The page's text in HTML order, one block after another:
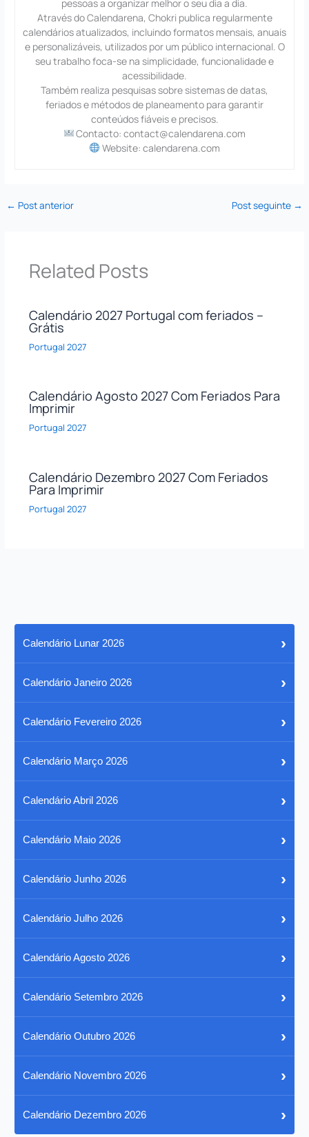
pessoas a organizar melhor o seu dia a dia.
Através do Calendarena, Chokri publica regularmente
calendários atualizados, incluindo formatos mensais, anuais
e personalizáveis, utilizados por um público internacional. O
seu trabalho foca-se na simplicidade, funcionalidade e
acessibilidade.
Também realiza pesquisas sobre sistemas de datas,
feriados e métodos de planeamento para garantir
conteúdos fiáveis e precisos.
Contacto: contact@calendarena.com
Website: calendarena.com
← Post anterior Post seguinte →
Related Posts
Calendário 2027 Portugal com feriados –
Grátis
Portugal 2027
Calendário Agosto 2027 Com Feriados Para
Imprimir
Portugal 2027
Calendário Dezembro 2027 Com Feriados
Para Imprimir
Portugal 2027
Calendário Lunar 2026 ›
Calendário Janeiro 2026 ›
Calendário Fevereiro 2026 ›
Calendário Março 2026 ›
Calendário Abril 2026 ›
Calendário Maio 2026 ›
Calendário Junho 2026 ›
Calendário Julho 2026 ›
Calendário Agosto 2026 ›
Calendário Setembro 2026 ›
Calendário Outubro 2026 ›
Calendário Novembro 2026 ›
Calendário Dezembro 2026 ›